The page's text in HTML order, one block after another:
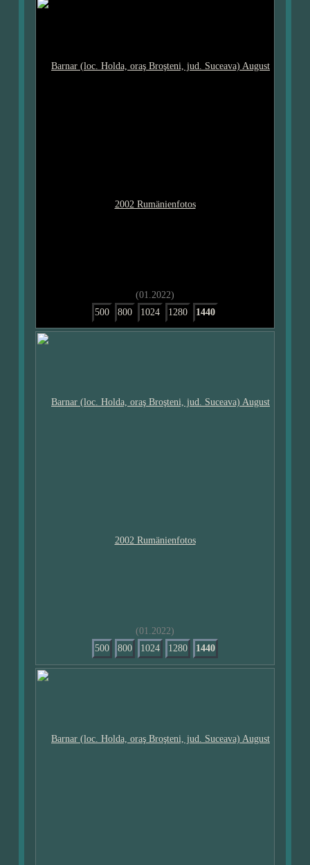
(01.2022)
500
800 1024 1280 1440
(01.2022)
500
800 1024 1280 1440